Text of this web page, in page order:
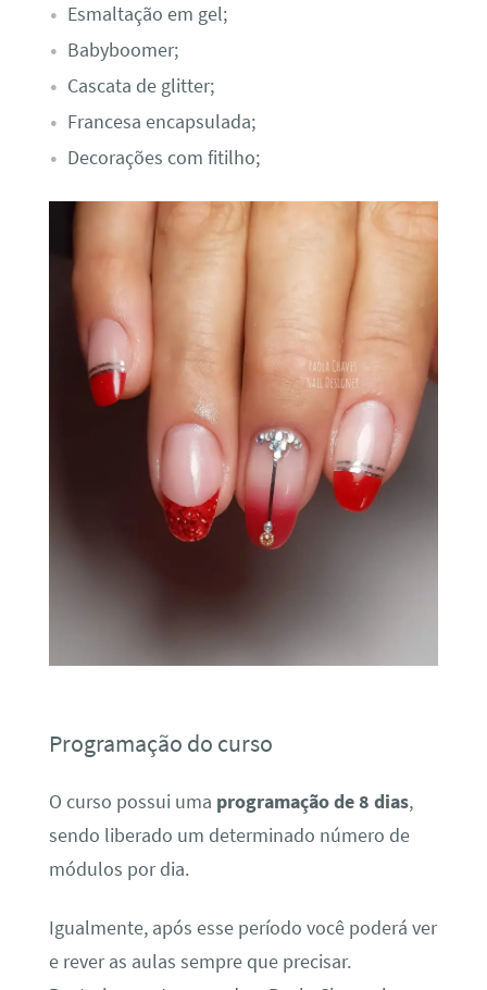
Esmaltação em gel;
Babyboomer;
Cascata de glitter;
Francesa encapsulada;
Decorações com fitilho;
Programação do curso
O curso possui uma programação de 8 dias,
sendo liberado um determinado número de
módulos por dia.
Igualmente, após esse período você poderá ver
e rever as aulas sempre que precisar.